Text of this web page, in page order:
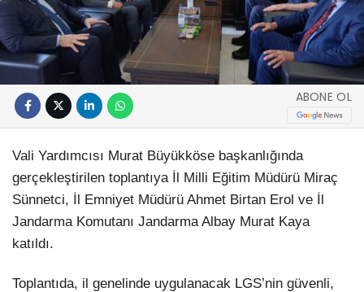
ABONE OL
Vali Yardımcısı Murat Büyükköse başkanlığında
gerçekleştirilen toplantıya İl Milli Eğitim Müdürü Miraç
Sünnetci, İl Emniyet Müdürü Ahmet Birtan Erol ve İl
Jandarma Komutanı Jandarma Albay Murat Kaya
katıldı.
Toplantıda, il genelinde uygulanacak LGS’nin güvenli,